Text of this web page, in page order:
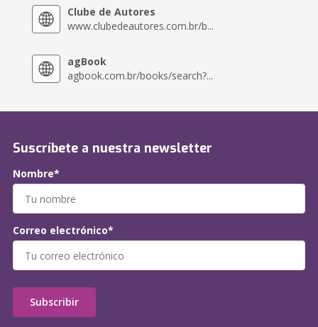
Clube de Autores
www.clubedeautores.com.br/b...
agBook
agbook.com.br/books/search?...
Suscríbete a nuestra newsletter
Nombre*
Correo electrónico*
Subscribir